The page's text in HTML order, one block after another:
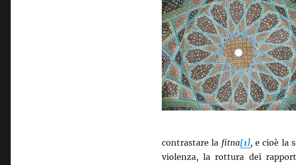
contrastare la fitna[1], e cioè la
violenza, la rottura dei